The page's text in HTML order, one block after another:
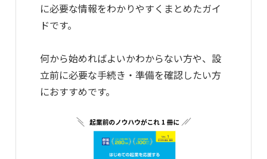
に必要な情報をわかりやすくまとめたガイ
ドです。
何から始めればよいかわからない方や、設
立前に必要な手続き・準備を確認したい方
におすすめです。